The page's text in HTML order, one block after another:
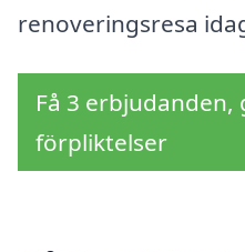
renoveringsresa
Få 3
förpliktelser